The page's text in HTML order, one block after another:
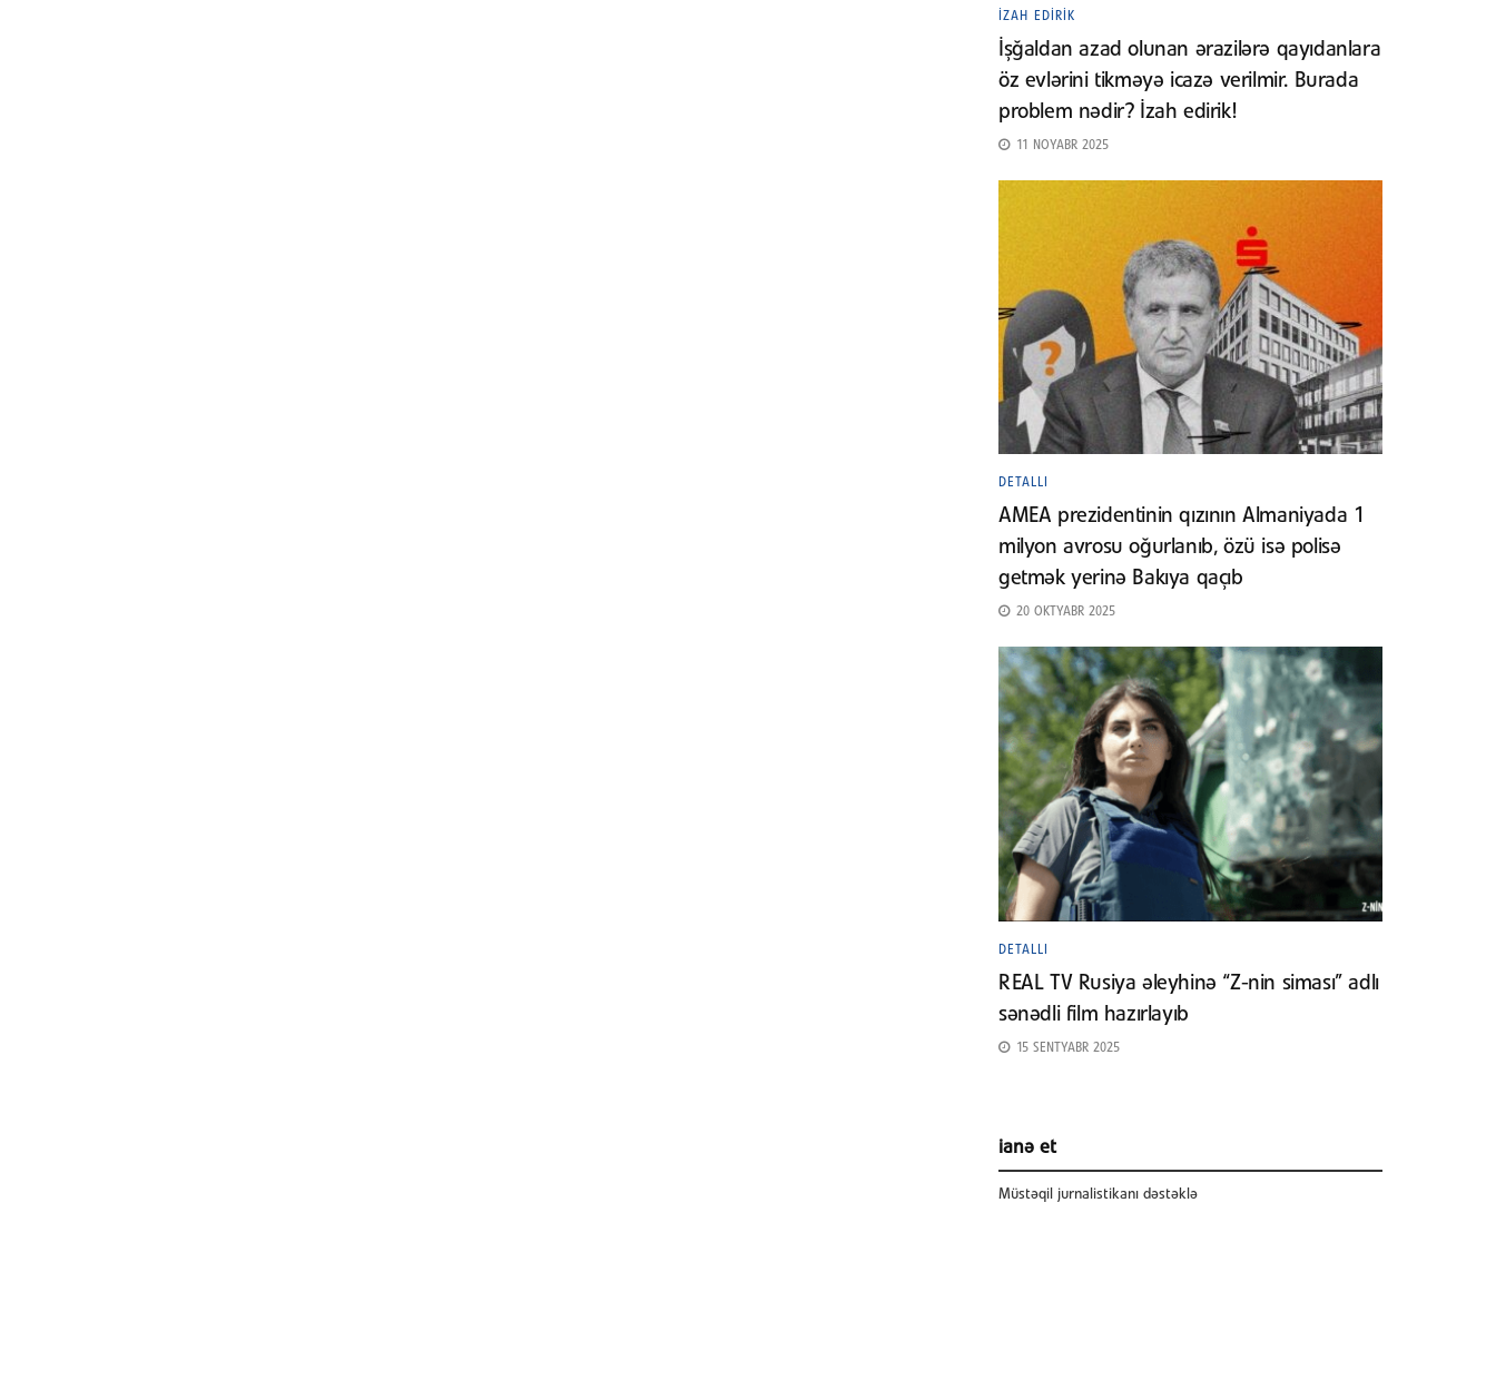
İZAH EDIRIK
İşğaldan azad olunan ərazilərə qayıdanlara
öz evlərini tikməyə icazə verilmir. Burada
problem nədir? İzah edirik!
11 NOYABR 2025
DETALLI
AMEA prezidentinin qızının Almaniyada 1
milyon avrosu oğurlanıb, özü isə polisə
getmək yerinə Bakıya qaçıb
20 OKTYABR 2025
DETALLI
REAL TV Rusiya əleyhinə “Z-nin siması” adlı
sənədli film hazırlayıb
15 SENTYABR 2025
ianə et
Müstəqil jurnalistikanı dəstəklə